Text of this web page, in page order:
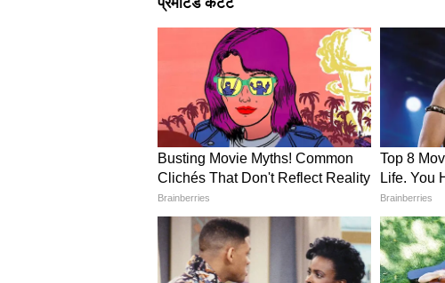
यूपी में कल का मौसम कैसा रहेगा?
यूपी के कई बड़े जिलों में 70 से 75 Kmph की
लेकर अलर्ट जारी किया गया है, उनमें नोएडा
मुरादाबाद, आगरा, मथुरा, कानपुर, हमीरपुर,
शामिल हैं। राजधानी लखनऊ में दिन का
रहेगा।
बिहार और झारखंड में कल का मौसम
अररिया, किशनगंज, भागलपुर और मुंगेर में
कुछ हिस्सों में बिजली गिरने का भी खतरा है।